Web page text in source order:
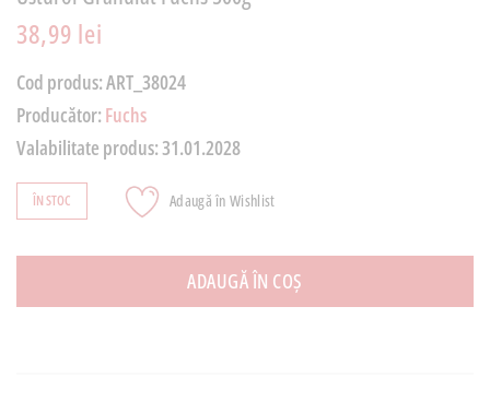
38,99 lei
Cod produs:ART_38024
Producător: Fuchs
Valabilitate produs:31.01.2028
ÎN STOC Adaugă în Wishlist
ADAUGĂ ÎN COȘ